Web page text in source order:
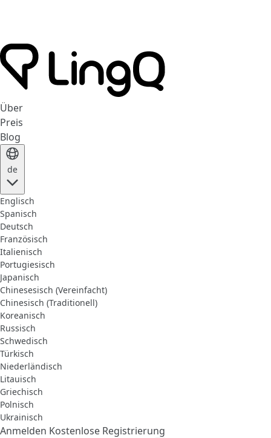
Über
Preis
Blog
de
Englisch
Spanisch
Deutsch
Französisch
Italienisch
Portugiesisch
Japanisch
Chinesesisch (Vereinfacht)
Chinesisch (Traditionell)
Koreanisch
Russisch
Schwedisch
Türkisch
Niederländisch
Litauisch
Griechisch
Polnisch
Ukrainisch
Anmelden Kostenlose Registrierung